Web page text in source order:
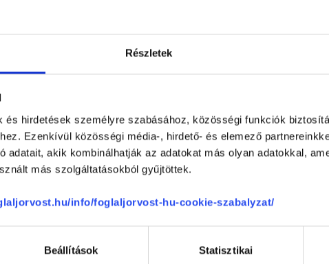
Részletek
és hirdetések személyre szabásához, közösségi funkciók
Ezenkívül közösségi média-, hirdető- és elemező
adatait, akik kombinálhatják az adatokat más olyan adatokkal,
más szolgáltatásokból gyűjtöttek.
info/foglaljorvost-hu-cookie-szabalyzat/
Beállítások Statisztikai
SECA
és testösszetétel
Első konzultáció (pajzsmirigy)
Első tanácsadás
IBS dietetikai konzultáció
Konzultáció, általános vizsgálat
Onkológiai dietetikai